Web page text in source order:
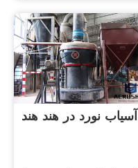
آسیاب نورد در هند هند